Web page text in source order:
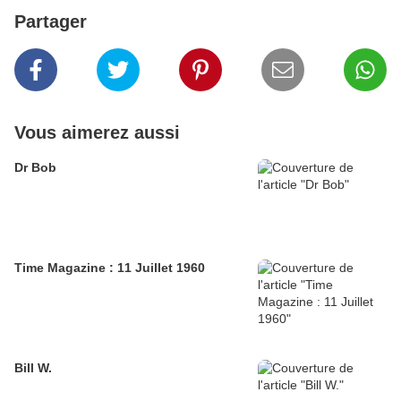
Partager
Vous aimerez aussi
Dr Bob
Time Magazine : 11 Juillet 1960
Bill W.